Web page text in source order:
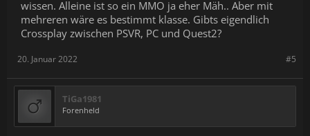
wissen. Alleine ist so ein MMO ja eher Mäh.. Aber mit
mehreren wäre es bestimmt klasse. Gibts eigendlich
Crossplay zwischen PSVR, PC und Quest2?
#5
20. Januar 2022
TiGa1981
Forenheld